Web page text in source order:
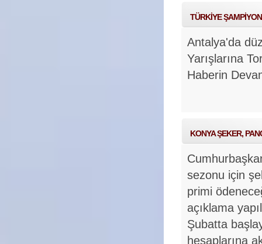
TÜRKİYE
Antalya'da
Yarışlarına
Haberin
KONYA ŞEKER,
sezonu için
primi
açıklama
Şubatta
hesaplarına